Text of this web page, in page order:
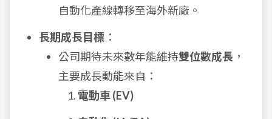
自動化產線轉移至海外新廠。
長期成長目標 ：
公司期待未來數年能維持雙位數成長 ，
主要成長動能來自：
電動車 (EV)